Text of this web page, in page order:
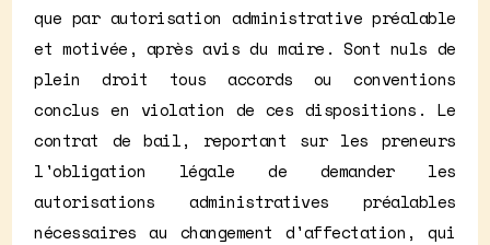
que par autorisation administrative préalable
et motivée, après avis du maire. Sont nuls de
plein droit tous accords ou conventions
conclus en violation de ces dispositions. Le
contrat de bail, reportant sur les preneurs
l'obligation légale de demander les
autorisations administratives préalables
nécessaires au changement d'affectation, qui